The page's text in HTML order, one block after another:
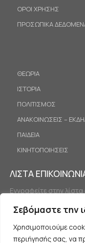
Σεβόμαστε την
Χρησιμοποιούμε
περιήγησής σας, να
ΟΡΟΙ ΧΡΗΣΗΣ
ΠΡΟΣΩΠΙΚΑ
ΘΕΩΡΙΑ
ΙΣΤΟΡΙΑ
ΠΟΛΙΤΙΣΜΟΣ
ΑΝΑΚΟΙΝΩΣΕΙΣ –
ΠΑΙΔΕΙΑ
ΚΙΝΗΤΟΠΟΙΗΣΕΙΣ
ΛΙΣΤΑ
Εγγραφείτε στην